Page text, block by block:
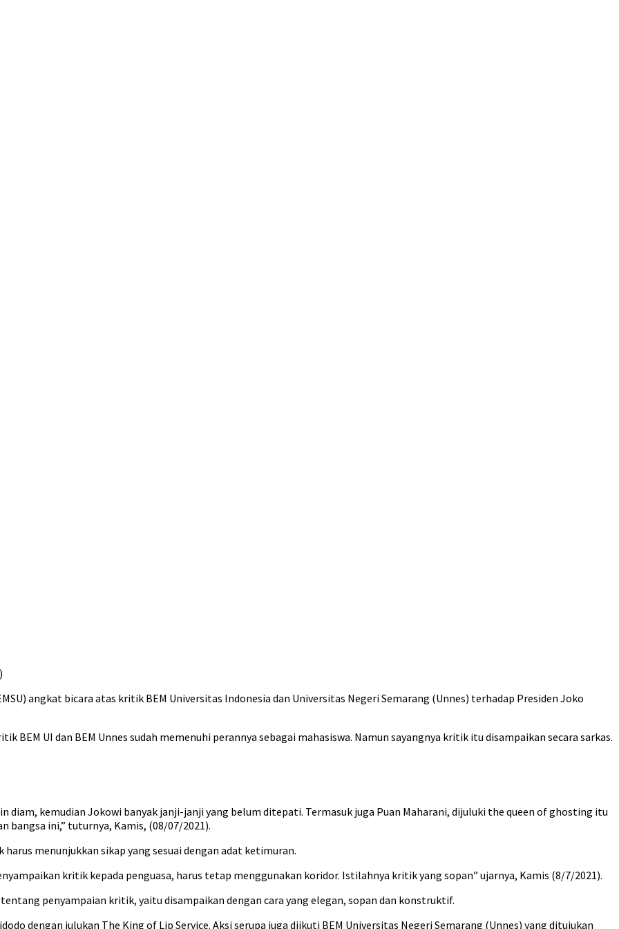
angkat bicara atas kritik BEM Universitas Indonesia dan Universitas Negeri Semarang (Unnes) terhadap Presiden Joko
UI dan BEM Unnes sudah memenuhi perannya sebagai mahasiswa. Namun sayangnya kritik itu disampaikan secara sarkas.
diam, kemudian Jokowi banyak janji-janji yang belum ditepati. Termasuk juga Puan Maharani, dijuluki the queen of ghosting itu
ini,” tuturnya, Kamis, (08/07/2021).
menunjukkan sikap yang sesuai dengan adat ketimuran.
kritik kepada penguasa, harus tetap menggunakan koridor. Istilahnya kritik yang sopan” ujarnya, Kamis (8/7/2021).
penyampaian kritik, yaitu disampaikan dengan cara yang elegan, sopan dan konstruktif.
dengan julukan The King of Lip Service. Aksi serupa juga diikuti BEM Universitas Negeri Semarang (Unnes) yang ditujukan